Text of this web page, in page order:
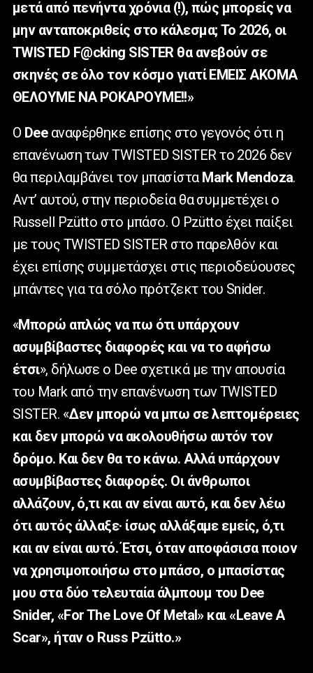
μετά από πενήντα χρόνια (!), πώς μπορείς να
μην ανταποκριθείς στο κάλεσμα; Το 2026, οι
TWISTED F@cking SISTER θα ανεβούν σε
σκηνές σε όλο τον κόσμο γιατί ΕΜΕΙΣ ΑΚΟΜΑ
ΘΕΛΟΥΜΕ ΝΑ ΡΟΚΑΡΟΥΜΕ!!»
Ο Deeαναφέρθηκε επίσης στο γεγονός ότι η
επανένωση των TWISTED SISTER το 2026 δεν
θα περιλαμβάνει τον μπασίστα Mark Mendoza.
Αντ’ αυτού, στην περιοδεία θα συμμετέχει ο
Russell Pzütto στο μπάσο. Ο Pzütto έχει παίξει
με τους TWISTED SISTER στο παρελθόν και
έχει επίσης συμμετάσχει στις περιοδεύουσες
μπάντες για τα σόλο πρότζεκτ του Snider.
«Μπορώ απλώς να πω ότι υπάρχουν
ασυμβίβαστες διαφορές και να το αφήσω
έτσι», δήλωσε ο Dee σχετικά με την απουσία
του Mark από την επανένωση των TWISTED
SISTER. «Δεν μπορώ να μπω σε λεπτομέρειες
και δεν μπορώ να ακολουθήσω αυτόν τον
δρόμο. Και δεν θα το κάνω. Αλλά υπάρχουν
ασυμβίβαστες διαφορές. Οι άνθρωποι
αλλάζουν, ό,τι και αν είναι αυτό, και δεν λέω
ότι αυτός άλλαξε· ίσως αλλάξαμε εμείς, ό,τι
και αν είναι αυτό. Έτσι, όταν αποφάσισα ποιον
να χρησιμοποιήσω στο μπάσο, ο μπασίστας
μου στα δύο τελευταία άλμπουμ του Dee
Snider, «For The Love Of Metal» και «Leave A
Scar», ήταν ο Russ Pzütto.»